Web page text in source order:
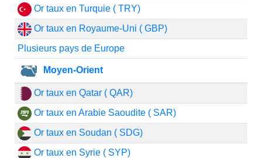
Or taux en Turquie ( TRY)
Or taux en Royaume-Uni ( GBP)
Plusieurs pays de Europe
Moyen-Orient
Or taux en Qatar ( QAR)
Or taux en Arabie Saoudite ( SAR)
Or taux en Soudan ( SDG)
Or taux en Syrie ( SYP)